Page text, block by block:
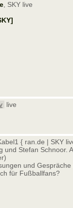
, SKY live
live
{ ran.de | SKY
Stefan Schnoor.
und
für Fußballfans?